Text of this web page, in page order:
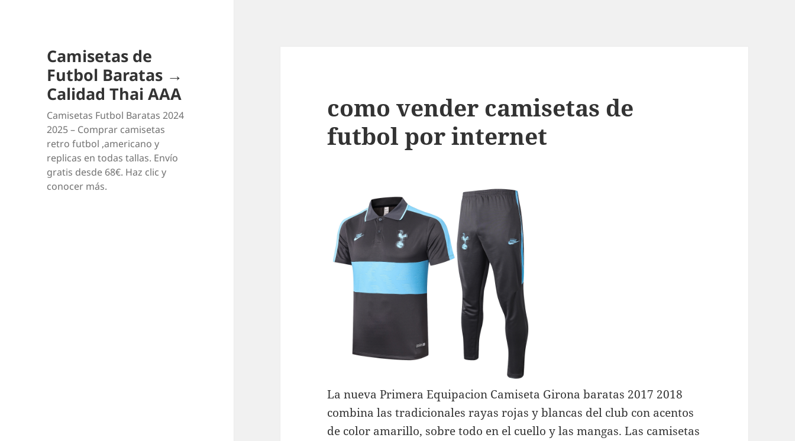
Camisetas de
Futbol Baratas →
Calidad Thai AAA
Camisetas Futbol Baratas 2024
2025 – Comprar camisetas
retro futbol ,americano y
replicas en todas tallas. Envío
gratis desde 68€. Haz clic y
conocer más.
como vender camisetas de
futbol por internet
La nueva Primera Equipacion Camiseta Girona baratas 2017 2018
combina las tradicionales rayas rojas y blancas del club con acentos
de color amarillo, sobre todo en el cuello y las mangas. Las camisetas